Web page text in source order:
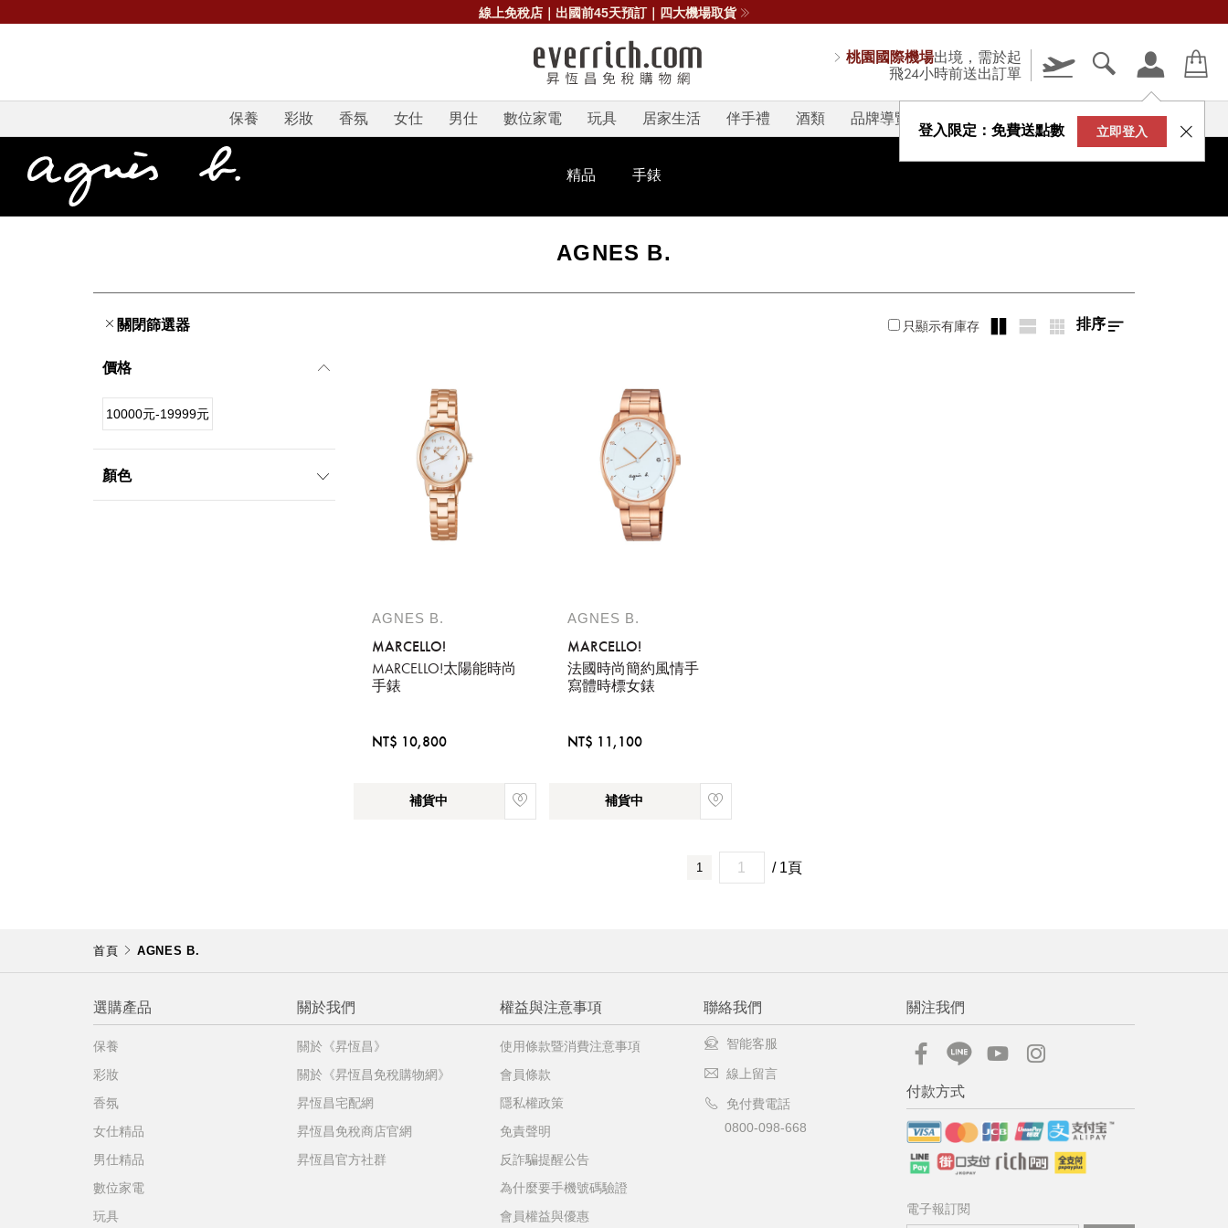
線上免稅店｜出國前45天預訂｜四大機場取貨
桃園國際機場出境，需於起
飛24小時前送出訂單
登入限定：免費送點數 立即登入
保養 彩妝 香氛 女仕 男仕 數位家電 玩具 居家生活 伴手禮 酒類 品牌導覽 V-STORY
精品 手錶
請選擇您的搭機地點
桃園國際機場(TPE)
臺北松山機場(TSA)
臺中國際機場(RMQ)
高雄國際機場(KHH)
AGNES B.
關閉篩選器 只顯示有庫存 排序
價格
10000元-19999元
顏色
AGNES B.
MARCELLO!
MARCELLO!太陽能時尚
手錶
NT$ 10,800
補貨中
AGNES B.
MARCELLO!
法國時尚簡約風情手
寫體時標女錶
NT$ 11,100
補貨中
您必須登入才有辦法使用喜愛清單！
1 / 1頁
首頁 AGNES B.
選購產品
保養
彩妝
香氛
女仕精品
男仕精品
數位家電
玩具
關於我們
關於《昇恆昌》
關於《昇恆昌免稅購物網》
昇恆昌宅配網
昇恆昌免稅商店官網
昇恆昌官方社群
權益與注意事項
使用條款暨消費注意事項
會員條款
隱私權政策
免責聲明
反詐騙提醒公告
為什麼要手機號碼驗證
會員權益與優惠
聯絡我們
智能客服
線上留言
免付費電話
0800-098-668
關注我們
付款方式
電子報訂閱